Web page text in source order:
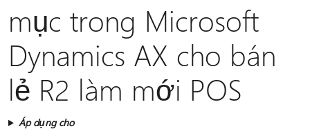
mục trong Microsoft
Dynamics AX cho bán
lẻ R2 làm mới POS
Áp dụng cho